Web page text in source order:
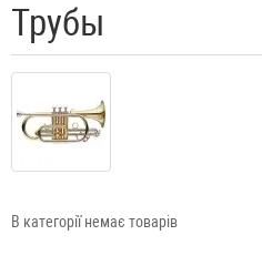
Трубы
В категорії немає товарів